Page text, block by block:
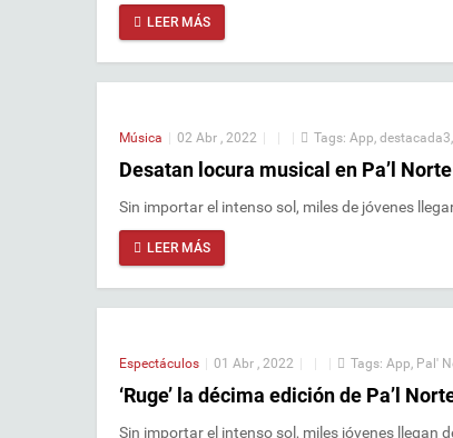
LEER MÁS
Música 02 Abr , 2022 Tags: App, destacada3,
Desatan locura musical en Pa’l Norte
Sin importar el intenso sol, miles de jóvenes
LEER MÁS
Espectáculos 01 Abr , 2022 Tags: App, Pal'
‘Ruge’ la décima edición de Pa’l
Sin importar el intenso sol, miles jóvenes llegan